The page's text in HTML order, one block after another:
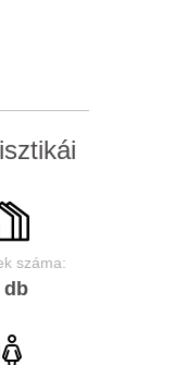
száma:
db